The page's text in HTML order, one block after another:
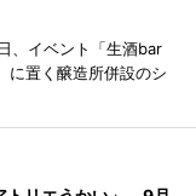
、イベント「生酒bar
に置く醸造所併設のシ